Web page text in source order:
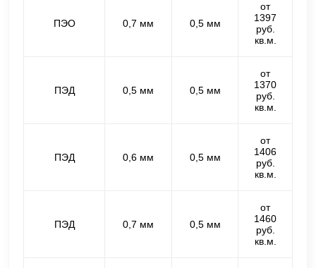
ПЭО 0,7 мм 0,5 мм
от
1397
руб.
кв.м.
ПЭД 0,5 мм 0,5 мм
от
1370
руб.
кв.м.
ПЭД 0,6 мм 0,5 мм
от
1406
руб.
кв.м.
ПЭД 0,7 мм 0,5 мм
от
1460
руб.
кв.м.